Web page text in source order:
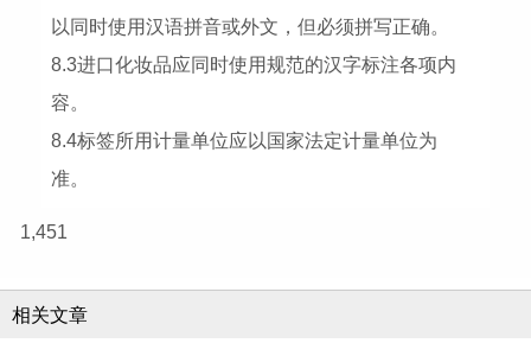
以同时使用汉语拼音或外文，但必须拼写正确。
8.3进口化妆品应同时使用规范的汉字标注各项内
容。
8.4标签所用计量单位应以国家法定计量单位为
准。
1,451
相关文章